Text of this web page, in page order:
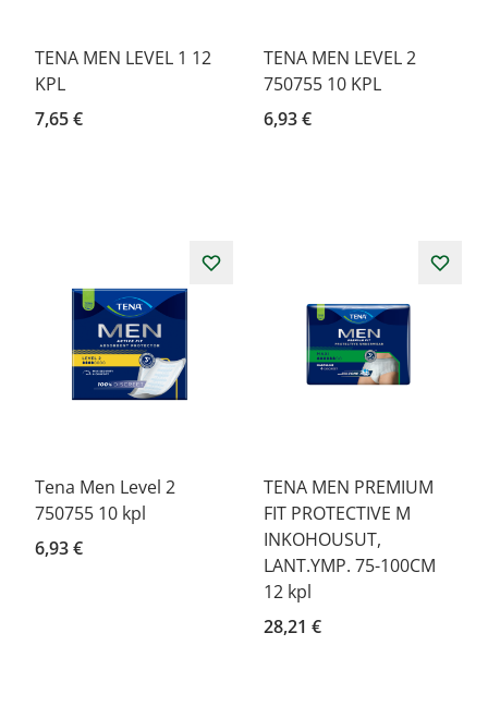
TENA MEN LEVEL 1 12
KPL
7,65 €
TENA MEN LEVEL 2
750755 10 KPL
6,93 €
Tena Men Level 2
750755 10 kpl
6,93 €
TENA MEN PREMIUM
FIT PROTECTIVE M
INKOHOUSUT,
LANT.YMP. 75-100CM
12 kpl
28,21 €